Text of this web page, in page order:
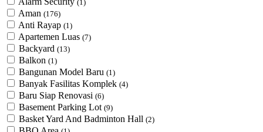
(1)
Aman (176)
Anti Rayap (1)
Apartemen Luas (7)
Backyard (13)
Balkon (1)
Bangunan Model Baru (1)
Banyak Fasilitas Komplek (4)
Baru Siap Renovasi (6)
Basement Parking Lot (9)
Basket Yard And Badminton Hall (2)